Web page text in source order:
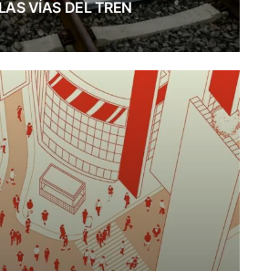
VÍAS DEL TREN